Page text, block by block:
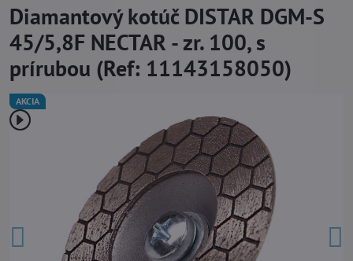
AKCIA
Diamantový kotúč DISTAR DGM-S
45/5,8F NECTAR - zr. 100, s
prírubou (Ref: 11143158050)